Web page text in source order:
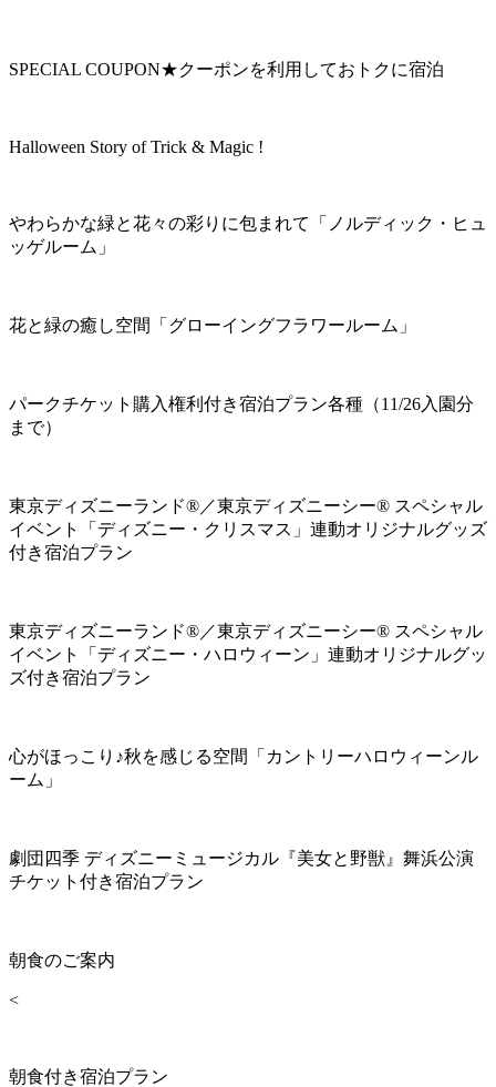
SPECIAL COUPON★クーポンを利用しておトクに宿泊
Halloween Story of Trick & Magic !
やわらかな緑と花々の彩りに包まれて「ノルディック・ヒュ
ッゲルーム」
花と緑の癒し空間「グローイングフラワールーム」
パークチケット購入権利付き宿泊プラン各種（11/26入園分
まで）
東京ディズニーランド®／東京ディズニーシー® スペシャル
イベント「ディズニー・クリスマス」連動オリジナルグッズ
付き宿泊プラン
東京ディズニーランド®／東京ディズニーシー® スペシャル
イベント「ディズニー・ハロウィーン」連動オリジナルグッ
ズ付き宿泊プラン
心がほっこり♪秋を感じる空間「カントリーハロウィーンル
ーム」
劇団四季 ディズニーミュージカル『美女と野獣』舞浜公演
チケット付き宿泊プラン
朝食のご案内
<
朝食付き宿泊プラン